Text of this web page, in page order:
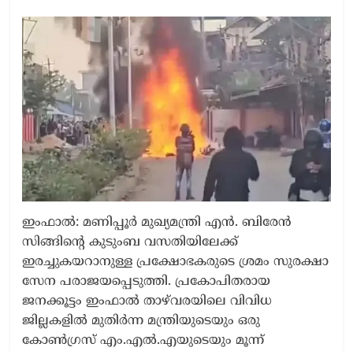
ഇംഫാൽ: മണിപ്പൂർ മുഖ്യമന്ത്രി എൻ. ബിരേൻ
സിങ്ങി​ന്‍റെ കുടുംബ വസതിയിലേക്ക്
ഇരച്ചുകയറാനുള്ള പ്രക്ഷോഭകരുടെ ശ്രമം സുരക്ഷാ
സേന പരാജയപ്പെടുത്തി. പ്രകോപിതരായ
ജനക്കൂട്ടം ഇംഫാൽ താഴ്‌വരയിലെ വിവിധ
ജില്ലകളിൽ മുതിർന്ന മന്ത്രിയുടെയും ഒരു
കോൺഗ്രസ് എം.എൽ.എയുടെയും മൂന്ന്